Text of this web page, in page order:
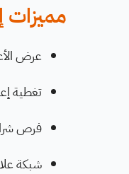
مميزات
عرض
تغطية
فرص
شبكة